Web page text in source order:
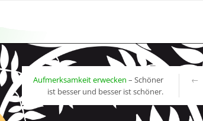
Aufmerksamkeit erwecken – Schöner
ist besser und besser ist schöner.
←